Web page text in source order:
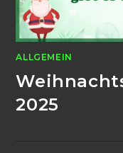
ALLGEMEIN
2025